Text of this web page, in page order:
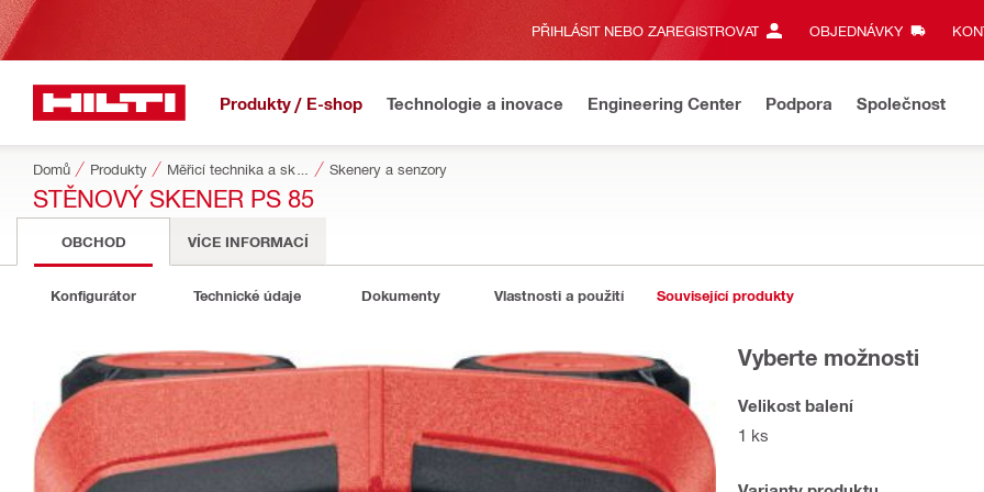
PŘIHLÁSIT NEBO ZAREGISTROVAT OBJEDNÁVKY
Produkty / E-shop Technologie a inovace Engineering Center Podpora Společnost
Domů Produkty Skenery a senzory
STĚNOVÝ SKENER PS 85
OBCHOD VÍCE INFORMACÍ
Konfigurátor Technické údaje Dokumenty Vlastnosti a použití Související produkty
Vyberte možnosti
Velikost balení
1 ks